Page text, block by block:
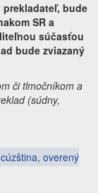
bude
SR a
súčasťou
bude zviazaný
či tlmočníkom a
(súdny,
overený